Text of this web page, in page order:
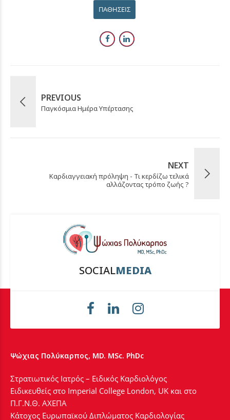
ΠΑΘΉΣΕΙΣ
PREVIOUS
Παγκόσμια Ημέρα Υπέρτασης
NEXT
Καρδιαγγειακή πρόληψη - Τι κερδίζω τελικά
αλλάζοντας τρόπο ζωής ?
SOCIALMEDIA
Ψώχιας Πολύκαρπος, MD. MSc. PhDc
Στρατιωτικός Ιατρός – Ειδικός Καρδιολόγος
Ειδικευθείς στο Imperial College London, UK και στο
Π.Γ.Ν.Θ. ΑΧΕΠΑ
Κάτοχος Ευρωπαϊκού Διπλώματος Καρδιολογίας